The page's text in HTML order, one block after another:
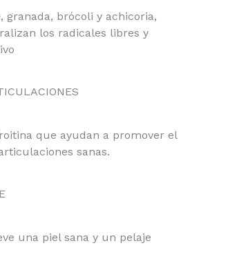
granada, brócoli y achicoria,
los radicales libres y
que ayudan a promover el
sanas.
una piel sana y un pelaje